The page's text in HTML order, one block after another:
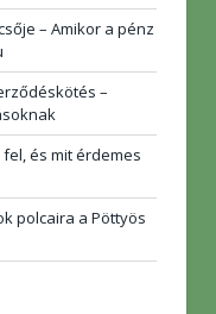
– Amikor a pénz
–
és mit érdemes
polcaira a Pöttyös